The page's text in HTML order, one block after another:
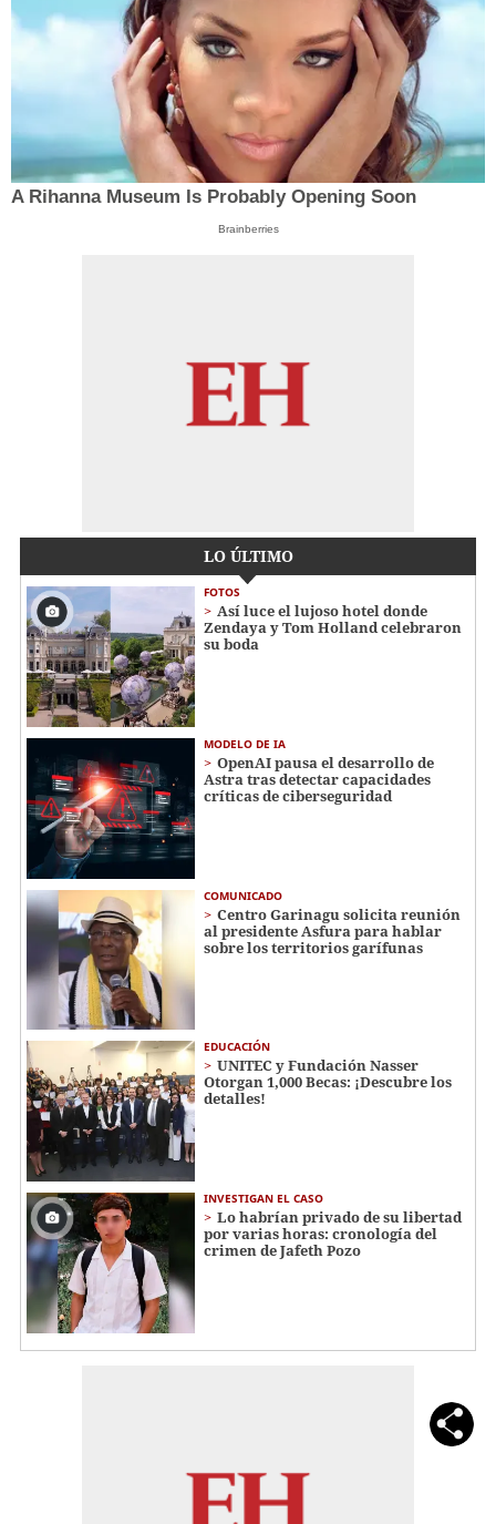
A Rihanna Museum Is Probably Opening Soon
Brainberries
LO ÚLTIMO
FOTOS
Así luce el lujoso hotel donde
Zendaya y Tom Holland celebraron
su boda
MODELO DE IA
OpenAI pausa el desarrollo de
Astra tras detectar capacidades
críticas de ciberseguridad
COMUNICADO
Centro Garinagu solicita reunión
al presidente Asfura para hablar
sobre los territorios garífunas
EDUCACIÓN
UNITEC y Fundación Nasser
Otorgan 1,000 Becas: ¡Descubre los
detalles!
INVESTIGAN EL CASO
Lo habrían privado de su libertad
por varias horas: cronología del
crimen de Jafeth Pozo